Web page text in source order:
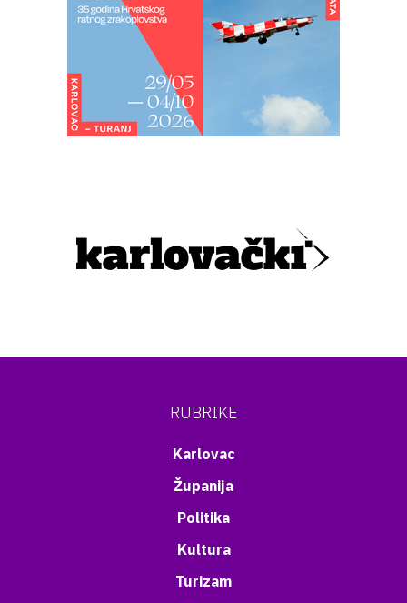
RUBRIKE
Karlovac
Županija
Politika
Kultura
Turizam